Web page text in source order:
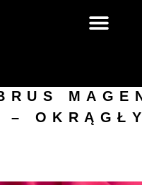
– OKRĄGŁY